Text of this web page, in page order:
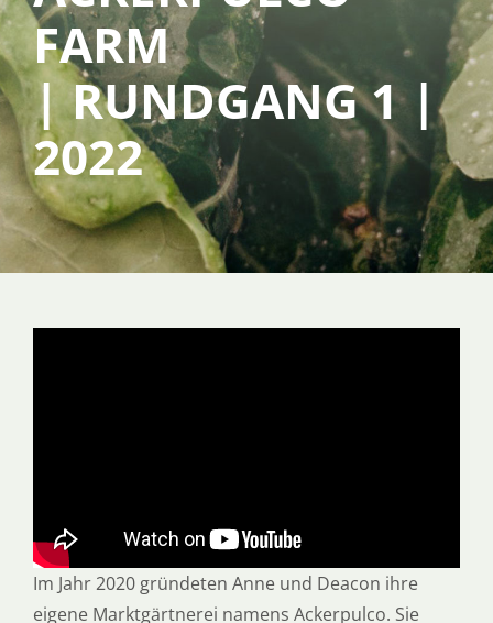
SERVICE
ÜBER UNS
FARM
| RUNDGANG 1 |
2022
Im Jahr 2020 gründeten Anne und Deacon ihre
eigene Marktgärtnerei namens Ackerpulco. Sie